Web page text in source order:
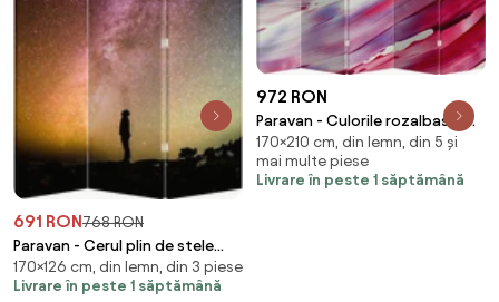
691 RON768 RON
Paravan - Cerul plin de stele
(126x170 cm)
170×126 cm, din lemn, din 3 piese
Livrare în peste 1 săptămână
972 RON
Paravan - Culorile rozalbaste
(210x170 cm)
170×210 cm, din lemn, din 5 și
mai multe piese
Livrare în peste 1 săptămână